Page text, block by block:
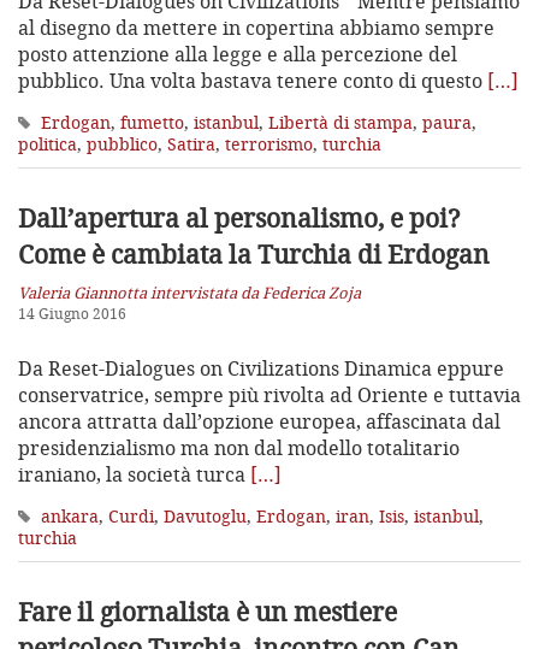
al disegno da mettere in copertina abbiamo sempre
posto attenzione alla legge e alla percezione del
pubblico. Una volta bastava tenere conto di questo […]
Erdogan, fumetto, istanbul, Libertà di stampa, paura,
politica, pubblico, Satira, terrorismo, turchia
Dall’apertura al personalismo, e poi?
Come è cambiata la Turchia di Erdogan
Valeria Giannotta intervistata da Federica Zoja
14 Giugno 2016
Da Reset-Dialogues on Civilizations Dinamica eppure
conservatrice, sempre più rivolta ad Oriente e tuttavia
ancora attratta dall’opzione europea, affascinata dal
presidenzialismo ma non dal modello totalitario
iraniano, la società turca […]
ankara, Curdi, Davutoglu, Erdogan, iran, Isis, istanbul,
turchia
Fare il giornalista è un mestiere